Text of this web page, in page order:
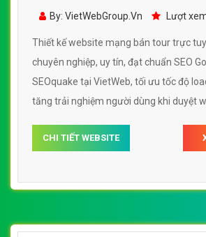
trực tuyến đẹp SEO nhanh
By: VietWebGroup.Vn Lượt
Thiết kế website mạng bán tour trực
chuyên nghiệp, uy tín, đạt chuẩn SEO
SEOquake tại VietWeb, tối ưu tốc độ
tăng trải nghiệm người dùng khi duyệt
CHI TIẾT WEBSITE